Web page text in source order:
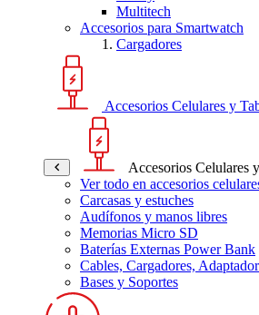
Multitech
Accesorios para Smartwatch
Cargadores
Accesorios Celulares y
Accesorios Celulares
Ver todo en accesorios
Carcasas y estuches
Audífonos y manos libres
Memorias Micro SD
Baterías Externas Power Bank
Cables, Cargadores,
Bases y Soportes